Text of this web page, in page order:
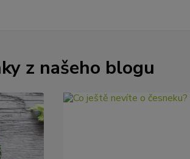
z našeho blogu